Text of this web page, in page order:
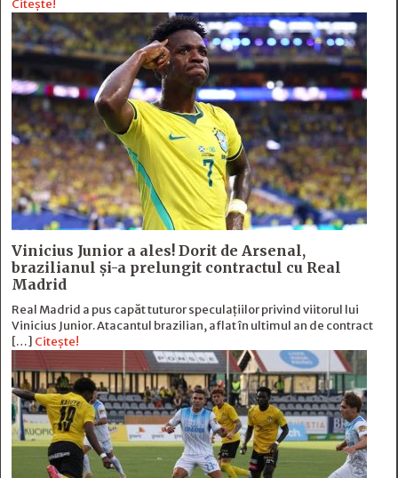
Citește!
Vinicius Junior a ales! Dorit de Arsenal,
brazilianul și-a prelungit contractul cu Real
Madrid
Real Madrid a pus capăt tuturor speculațiilor privind viitorul lui
Vinicius Junior. Atacantul brazilian, aflat în ultimul an de contract
[…] Citește!